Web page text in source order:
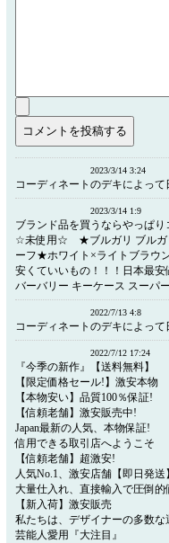
2023/3/14 3:24
コーディネートのデキによっ
2023/3/14 1:9
ブランド品を買うならやっぱ
☆未使用☆ ★ブルガリ ブルガ
ーフ★ホワイト×ライトブラウ
安くていいもの！！！日本最安
バーバリー キーケース スーパー
2022/7/13 4:8
コーディネートのデキによっ
2022/7/12 17:24
『今季の新作』【送料無料】
【限定価格セール!】激安本物
【本物安い】品質100％保証!
【信頼老舗】激安販売中!
Japan最新の人気、本物保証!
信用できる取引店へようこそ
【信頼老舗】超激安!
人気No.1、激安店舗【即日発送】
大量仕入れ、直接輸入で圧倒的
【新入荷】激安販売
私たちは、デザイナーの多数な
芸能人愛用『大注目』